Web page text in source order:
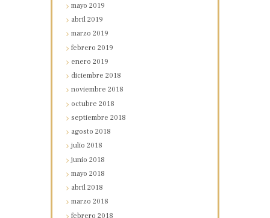
mayo2019
abril2019
marzo2019
febrero2019
enero2019
diciembre2018
noviembre2018
octubre2018
septiembre2018
agosto2018
julio2018
junio2018
mayo2018
abril2018
marzo2018
febrero2018